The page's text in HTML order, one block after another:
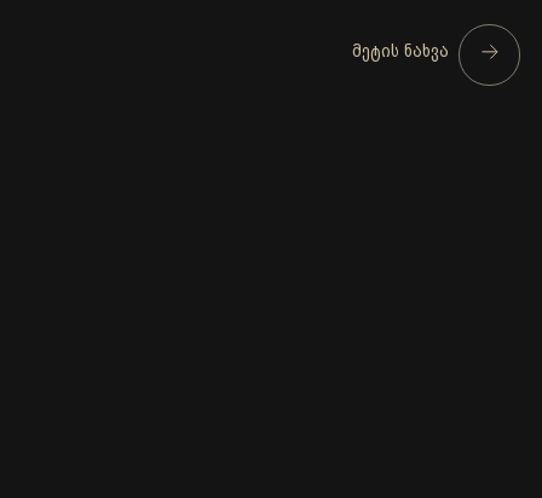
მეტის ნახვა